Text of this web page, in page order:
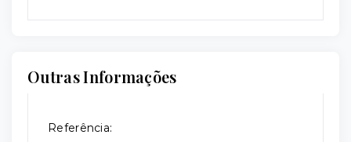
Outras Informações
Referência: